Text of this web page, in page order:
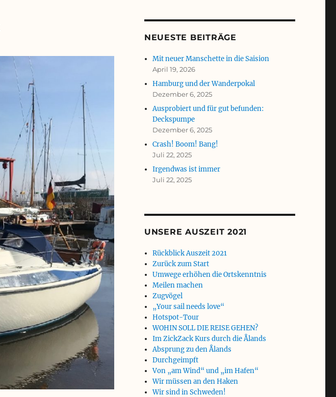
NEUESTE BEITRÄGE
Mit neuer Manschette in die Saision
April 19, 2026
Hamburg und der Wanderpokal
Dezember 6, 2025
Ausprobiert und für gut befunden:
Deckspumpe
Dezember 6, 2025
Crash! Boom! Bang!
Juli 22, 2025
Irgendwas ist immer
Juli 22, 2025
UNSERE AUSZEIT 2021
Rückblick Auszeit 2021
Zurück zum Start
Umwege erhöhen die Ortskenntnis
Meilen machen
Zugvögel
„Your sail needs love“
Hotspot-Tour
WOHIN SOLL DIE REISE GEHEN?
Im ZickZack Kurs durch die Ålands
Absprung zu den Ålands
Durchgeimpft
Von „am Wind“ und „im Hafen“
Wir müssen an den Haken
Wir sind in Schweden!